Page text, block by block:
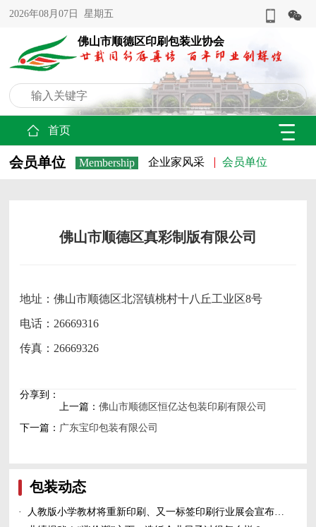
2026年08月07日 星期五
佛山市顺德区印刷包装业协会
首页
会员单位 Membership 企业家风采 会员单位
佛山市顺德区真彩制版有限公司
地址：佛山市顺德区北滘镇桃村十八丘工业区8号
电话：26669316
传真：26669326
分享到：
上一篇： 佛山市顺德区恒亿达包装印刷有限公司
下一篇： 广东宝印包装有限公司
包装动态
·
人教版小学教材将重新印刷、又一标签印刷行业展会宣布延期、5家造纸及包装印刷富豪上榜新财富500富人榜......